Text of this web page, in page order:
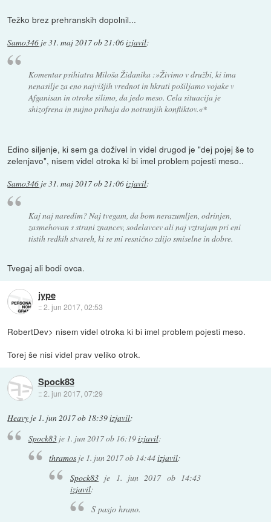
Težko brez prehranskih dopolnil...
Samo346 je31. maj 2017 ob 21:06izjavil:
Komentar psihiatra Miloša Židanika :»Živimo v družbi, ki ima
nenasilje za eno najvišjih vrednot in hkrati pošiljamo vojake v
Afganisan in otroke silimo, da jedo meso. Cela situacija je
shizofrena in nujno prihaja do notranjih konfliktov.«*
Edino siljenje, ki sem ga doživel in videl drugod je "dej pojej še to
zelenjavo", nisem videl otroka ki bi imel problem pojesti meso..
Samo346 je31. maj 2017 ob 21:06izjavil:
Kaj naj naredim? Naj tvegam, da bom nerazumljen, odrinjen,
zasmehovan s strani znancev, sodelavcev ali naj vztrajam pri eni
tistih redkih stvareh, ki se mi resnično zdijo smiselne in dobre.
Tvegaj ali bodi ovca.
jype
::2. jun 2017, 02:53
RobertDev> nisem videl otroka ki bi imel problem pojesti meso.
Torej še nisi videl prav veliko otrok.
Spock83
::2. jun 2017, 07:29
Heavy je 1. jun 2017 ob 18:39izjavil:
Spock83je 1. jun 2017 ob 16:19izjavil:
thramos je 1. jun 2017 ob 14:44izjavil:
Spock83je 1. jun 2017 ob 14:43
izjavil:
S pasjo hrano.